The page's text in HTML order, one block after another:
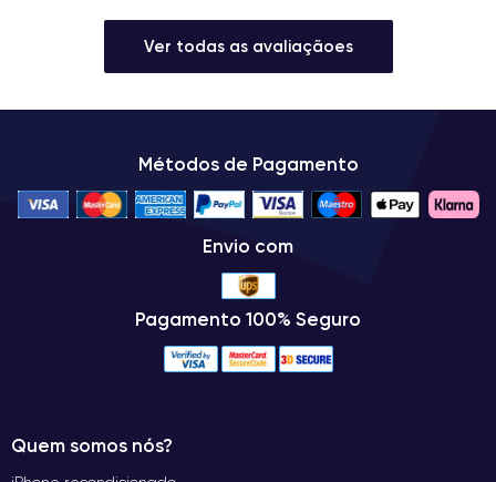
Ver todas as avaliaçãoes
Métodos de Pagamento
Envio com
Pagamento 100% Seguro
Quem somos nós?